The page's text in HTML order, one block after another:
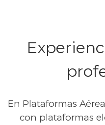
En Plataformas
con plataformas